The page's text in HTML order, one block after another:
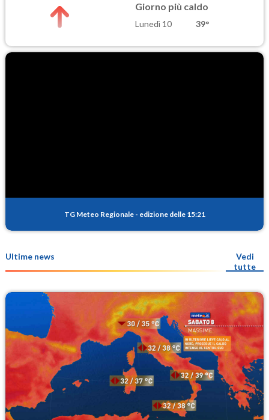
Giorno più caldo
Lunedì 10 39°
TG Meteo Regionale - edizione delle 15:21
Ultime news
Vedi
tutte